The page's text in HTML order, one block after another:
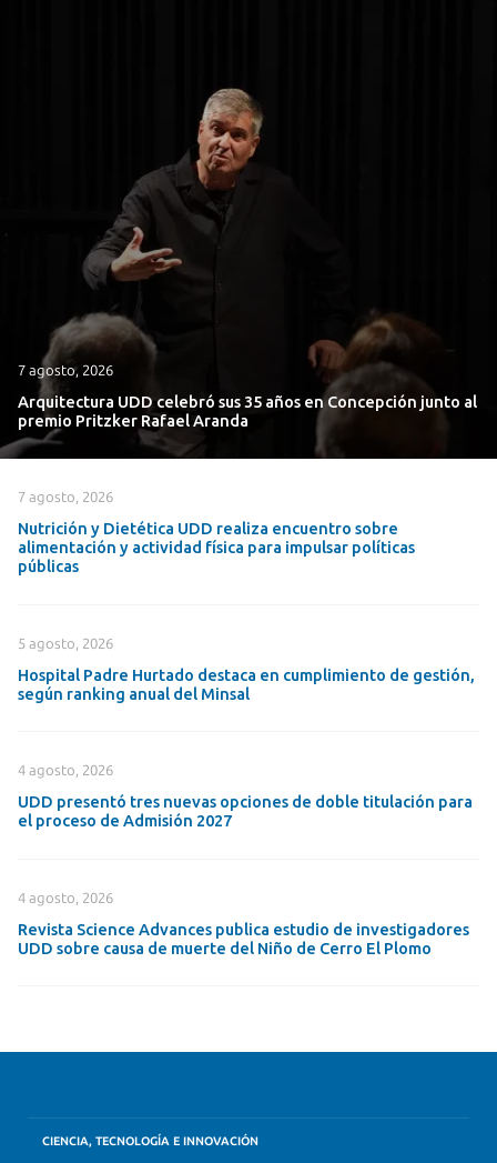
7 agosto, 2026
Arquitectura UDD celebró sus 35 años en Concepción junto al
premio Pritzker Rafael Aranda
7 agosto, 2026
Nutrición y Dietética UDD realiza encuentro sobre
alimentación y actividad física para impulsar políticas
públicas
5 agosto, 2026
Hospital Padre Hurtado destaca en cumplimiento de gestión,
según ranking anual del Minsal
4 agosto, 2026
UDD presentó tres nuevas opciones de doble titulación para
el proceso de Admisión 2027
4 agosto, 2026
Revista Science Advances publica estudio de investigadores
UDD sobre causa de muerte del Niño de Cerro El Plomo
CIENCIA, TECNOLOGÍA E INNOVACIÓN